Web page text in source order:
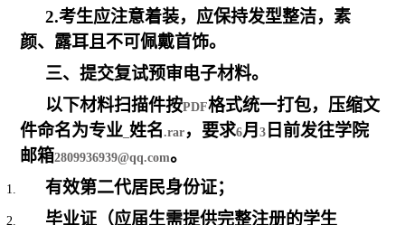
2.考生应注意着装，应保持发型整洁，素
颜、露耳且不可佩戴首饰。
三、提交复试预审电子材料。
以下材料扫描件按PDF格式统一打包，压缩文
件命名为专业 _姓名.rar ，要求6月3 日前发往学院
邮箱2809936939@qq.com。
有效第二代居民身份证；
毕业证（应届生需提供完整注册的学生